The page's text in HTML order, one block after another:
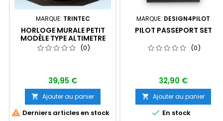
MARQUE: TRINTEC
HORLOGE MURALE PETIT
MODÈLE TYPE ALTIMETRE
(0)
39,95 €
 Ajouter au panier
 Derniers articles en stock
MARQUE: DESIGN4PILOT
PILOT PASSEPORT SET
(0)
32,90 €
 Ajouter au panier
 En stock